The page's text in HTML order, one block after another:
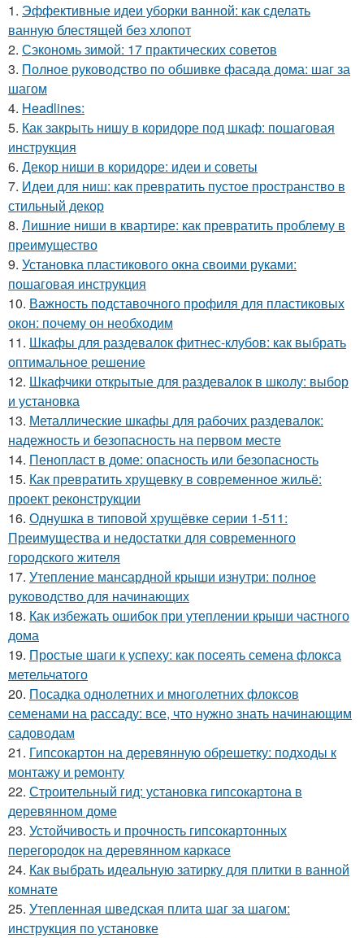
1. Эффективные идеи уборки ванной: как сделать
ванную блестящей без хлопот
2. Сэкономь зимой: 17 практических советов
3. Полное руководство по обшивке фасада дома: шаг за
шагом
4. Headlines:
5. Как закрыть нишу в коридоре под шкаф: пошаговая
инструкция
6. Декор ниши в коридоре: идеи и советы
7. Идеи для ниш: как превратить пустое пространство в
стильный декор
8. Лишние ниши в квартире: как превратить проблему в
преимущество
9. Установка пластикового окна своими руками:
пошаговая инструкция
10. Важность подставочного профиля для пластиковых
окон: почему он необходим
11. Шкафы для раздевалок фитнес-клубов: как выбрать
оптимальное решение
12. Шкафчики открытые для раздевалок в школу: выбор
и установка
13. Металлические шкафы для рабочих раздевалок:
надежность и безопасность на первом месте
14. Пенопласт в доме: опасность или безопасность
15. Как превратить хрущевку в современное жильё:
проект реконструкции
16. Однушка в типовой хрущёвке серии 1-511:
Преимущества и недостатки для современного
городского жителя
17. Утепление мансардной крыши изнутри: полное
руководство для начинающих
18. Как избежать ошибок при утеплении крыши частного
дома
19. Простые шаги к успеху: как посеять семена флокса
метельчатого
20. Посадка однолетних и многолетних флоксов
семенами на рассаду: все, что нужно знать начинающим
садоводам
21. Гипсокартон на деревянную обрешетку: подходы к
монтажу и ремонту
22. Строительный гид: установка гипсокартона в
деревянном доме
23. Устойчивость и прочность гипсокартонных
перегородок на деревянном каркасе
24. Как выбрать идеальную затирку для плитки в ванной
комнате
25. Утепленная шведская плита шаг за шагом:
инструкция по установке